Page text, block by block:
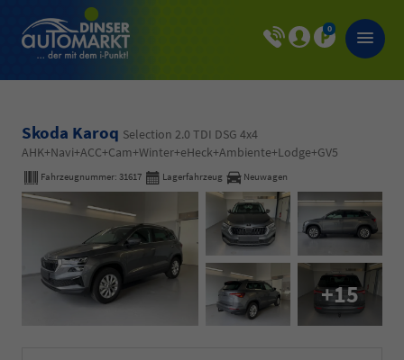
0
Skoda Karoq Selection 2.0 TDI DSG 4x4
AHK+Navi+ACC+Cam+Winter+eHeck+Ambiente+Lodge+GV5
Fahrzeugnummer: 31617 Lagerfahrzeug Neuwagen
+15